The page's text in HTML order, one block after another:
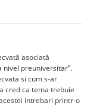
asociată
preuniversitar”.
si cum s-ar
cred ca tema trebuie
intrebari printr-o